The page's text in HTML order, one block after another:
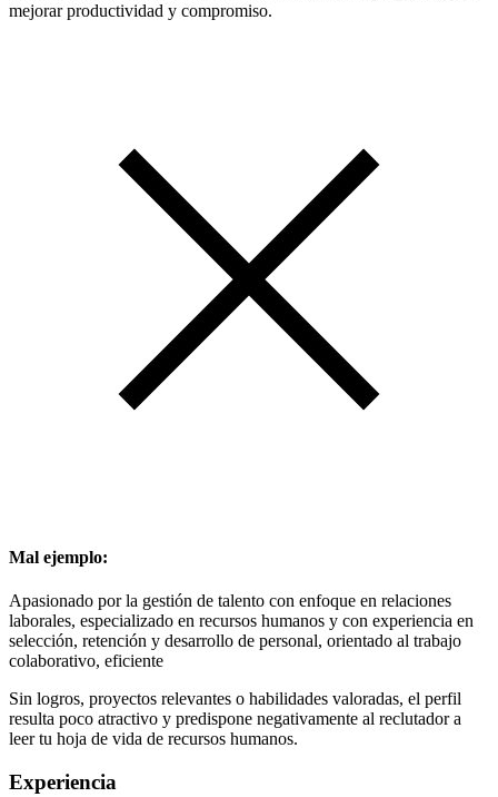
mejorar productividad y compromiso.
Mal ejemplo:
Apasionado por la gestión de talento con enfoque en relaciones
laborales, especializado en recursos humanos y con experiencia en
selección, retención y desarrollo de personal, orientado al trabajo
colaborativo, eficiente
Sin logros, proyectos relevantes o habilidades valoradas, el perfil
resulta poco atractivo y predispone negativamente al reclutador a
leer tu hoja de vida de recursos humanos.
Experiencia